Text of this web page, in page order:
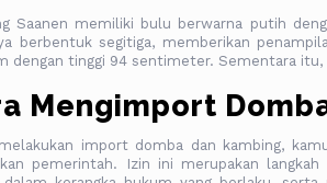
Saanen memiliki bulu berwarna putih
berbentuk segitiga, memberikan
dengan tinggi 94 sentimeter. Sementara
Mengimport
import domba dan kambing,
pemerintah. Izin ini merupakan